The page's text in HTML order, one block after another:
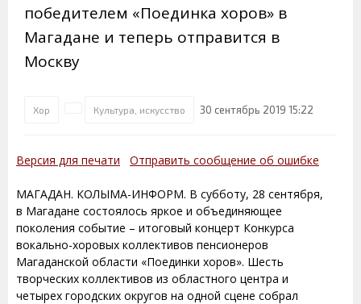
победителем «Поединка хоров» в
Магадане и теперь отправится в
Москву
Хор Культура, искусство 30 сентябрь 2019 15:22
Версия для печати Отправить сообщение об ошибке
МАГАДАН. КОЛЫМА-ИНФОРМ. В субботу, 28 сентября,
в Магадане состоялось яркое и объединяющее
поколения событие – итоговый концерт Конкурса
вокально-хоровых коллективов пенсионеров
Магаданской области «Поединки хоров». Шесть
творческих коллективов из областного центра и
четырех городских округов на одной сцене собрал